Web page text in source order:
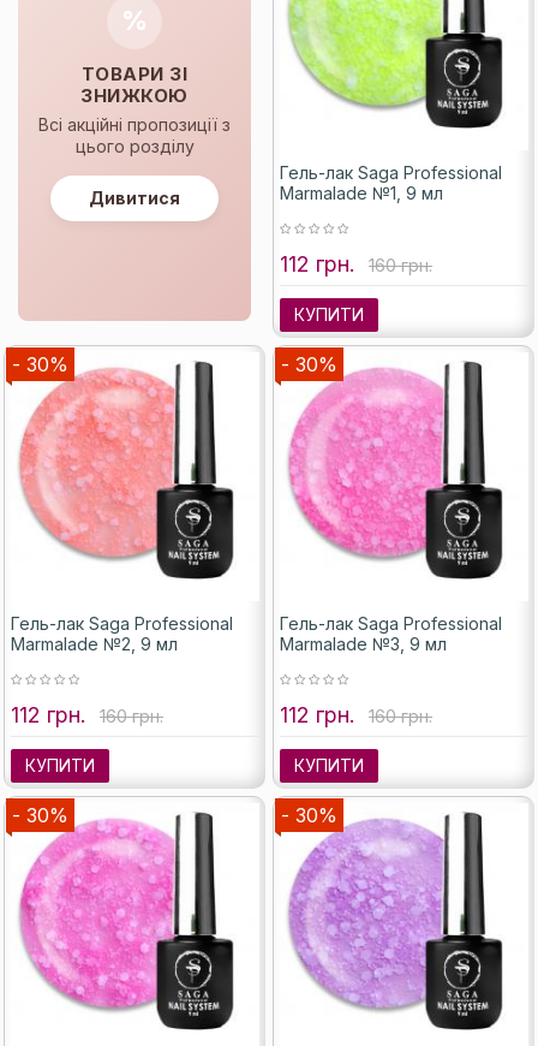
%
ТОВАРИ ЗІ
ЗНИЖКОЮ
Всі акційні пропозиції з
цього розділу
Дивитися
Гель-лак Saga Professional
Marmalade №1, 9 мл
112 грн. 160 грн.
КУПИТИ
- 30%
Гель-лак Saga Professional
Marmalade №2, 9 мл
112 грн. 160 грн.
КУПИТИ
- 30%
Гель-лак Saga Professional
Marmalade №3, 9 мл
112 грн. 160 грн.
КУПИТИ
- 30% - 30%